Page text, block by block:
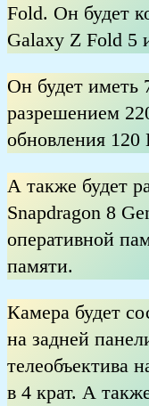
Fold. Он будет
Galaxy Z Fold 5
Он будет иметь
разрешением
обновления 120
А также будет
Snapdragon 8
оперативной
памяти.
Камера будет
на задней
телеобъектива
в 4 крат. А